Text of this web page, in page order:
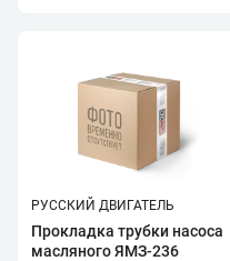
РУССКИЙ ДВИГАТЕЛЬ
Прокладка трубки насоса
масляного ЯМЗ-236